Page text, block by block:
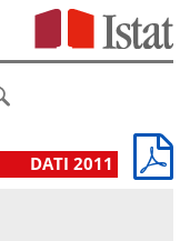
DATI 2011